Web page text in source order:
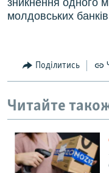
зникнення одного
молдовських
Поділитись
Читайте